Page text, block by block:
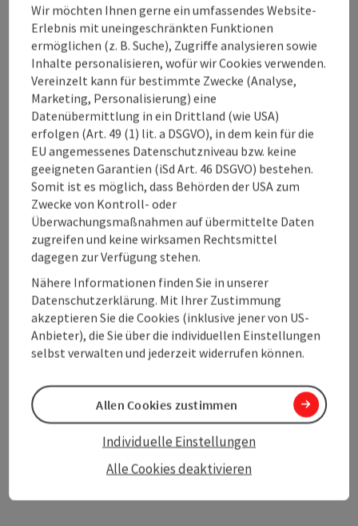
Anreise/Lage
Eignung
Barrierefreiheit
Beitrag merken
zum Merkzettel
PDF erstellen
Beitrag drucken
powered byTOURDATA Änderung vorschlagen
Wir möchten Ihnen gerne ein umfassendes Website-
Erlebnis mit uneingeschränkten Funktionen
ermöglichen (z. B. Suche), Zugriffe analysieren sowie
Inhalte personalisieren, wofür wir Cookies verwenden.
Vereinzelt kann für bestimmte Zwecke (Analyse,
Marketing, Personalisierung) eine
Datenübermittlung in ein Drittland (wie USA)
erfolgen (Art. 49 (1) lit. a DSGVO), in dem kein für die
EU angemessenes Datenschutzniveau bzw. keine
geeigneten Garantien (iSd Art. 46 DSGVO) bestehen.
Somit ist es möglich, dass Behörden der USA zum
Zwecke von Kontroll- oder
Überwachungsmaßnahmen auf übermittelte Daten
zugreifen und keine wirksamen Rechtsmittel
dagegen zur Verfügung stehen.
Nähere Informationen finden Sie in unserer
Datenschutzerklärung. Mit Ihrer Zustimmung
akzeptieren Sie die Cookies (inklusive jener von US-
Anbieter), die Sie über die individuellen Einstellungen
selbst verwalten und jederzeit widerrufen können.
Alle Cookies deaktivieren
Individuelle Einstellungen
Allen Cookies zustimmen